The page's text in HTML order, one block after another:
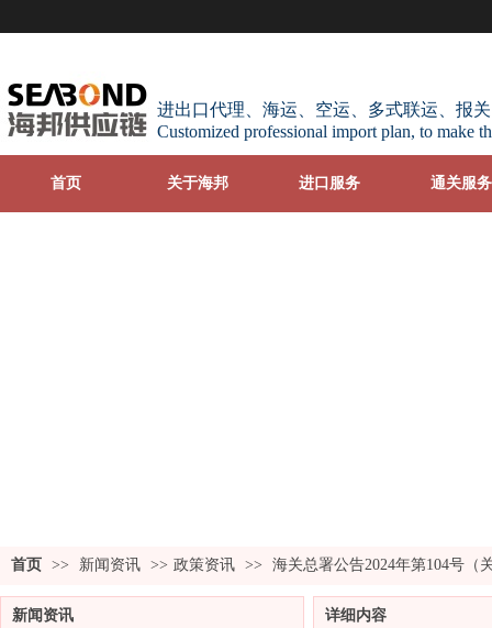
进出口代理、海运、空运、多式联运、报
Customized professional import plan, to make
首页 关于海邦 进口服务 通关服务
首页 >> 新闻资讯 >> 政策资讯 >> 海关总署公告2024年第104号（
新闻资讯 详细内容